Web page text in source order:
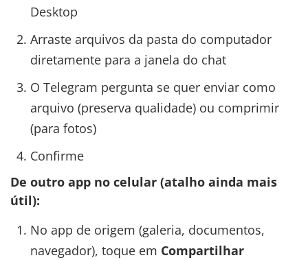
Desktop
Arraste arquivos da pasta do computador
diretamente para a janela do chat
O Telegram pergunta se quer enviar como
arquivo (preserva qualidade) ou comprimir
(para fotos)
Confirme
De outro app no celular (atalho ainda mais
útil):
No app de origem (galeria, documentos,
navegador), toque em Compartilhar